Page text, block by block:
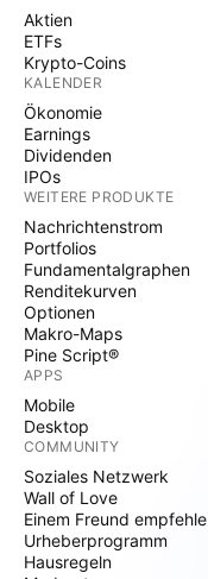
Aktien
ETFs
Krypto-Coins
KALENDER
Ökonomie
Earnings
Dividenden
IPOs
WEITERE PRODUKTE
Nachrichtenstrom
Portfolios
Fundamentalgraphen
Renditekurven
Optionen
Makro-Maps
Pine Script®
APPS
Mobile
Desktop
COMMUNITY
Soziales Netzwerk
Wall of Love
Einem Freund
Urheberprogramm
Hausregeln